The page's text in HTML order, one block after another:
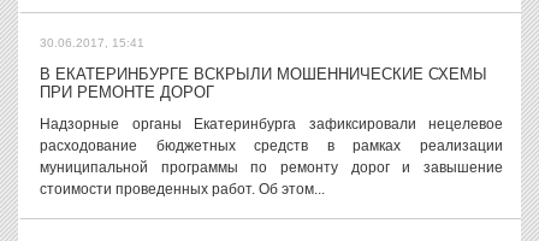
30.06.2017, 15:41
В ЕКАТЕРИНБУРГЕ ВСКРЫЛИ МОШЕННИЧЕСКИЕ СХЕМЫ
ПРИ РЕМОНТЕ ДОРОГ
Надзорные органы Екатеринбурга зафиксировали нецелевое
расходование бюджетных средств в рамках реализации
муниципальной программы по ремонту дорог и завышение
стоимости проведенных работ. Об этом...